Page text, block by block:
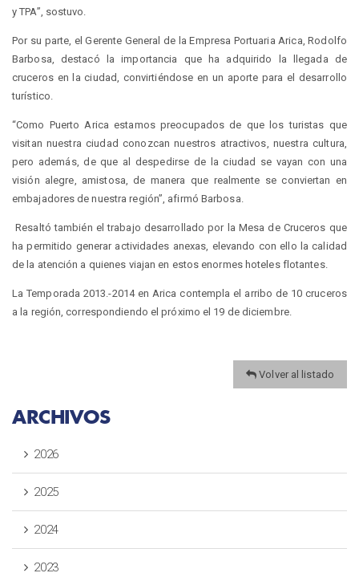
y TPA”, sostuvo.
Por su parte, el Gerente General de la Empresa Portuaria Arica, Rodolfo
Barbosa, destacó la importancia que ha adquirido la llegada de
cruceros en la ciudad, convirtiéndose en un aporte para el desarrollo
turístico.
“Como Puerto Arica estamos preocupados de que los turistas que
visitan nuestra ciudad conozcan nuestros atractivos, nuestra cultura,
pero además, de que al despedirse de la ciudad se vayan con una
visión alegre, amistosa, de manera que realmente se conviertan en
embajadores de nuestra región”, afirmó Barbosa.
Resaltó también el trabajo desarrollado por la Mesa de Cruceros que
ha permitido generar actividades anexas, elevando con ello la calidad
de la atención a quienes viajan en estos enormes hoteles flotantes.
La Temporada 2013.-2014 en Arica contempla el arribo de 10 cruceros
a la región, correspondiendo el próximo el 19 de diciembre.
Volver al listado
ARCHIVOS
2026
2025
2024
2023